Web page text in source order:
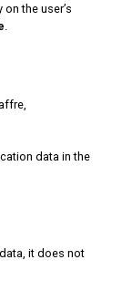
the user’s
data in the
it does not